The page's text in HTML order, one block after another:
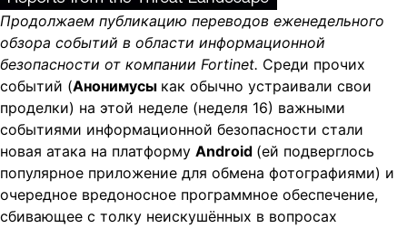
n
Продолжаем публикацию переводов еженедельного
обзора событий в области информационной
безопасности от компании Fortinet. Среди прочих
событий (Анонимусы как обычно устраивали свои
проделки) на этой неделе (неделя 16) важными
событиями информационной безопасности стали
новая атака на платформу Android (ей подверглось
популярное приложение для обмена фотографиями) и
очередное вредоносное программное обеспечение,
сбивающее с толку неискушённых в вопросах